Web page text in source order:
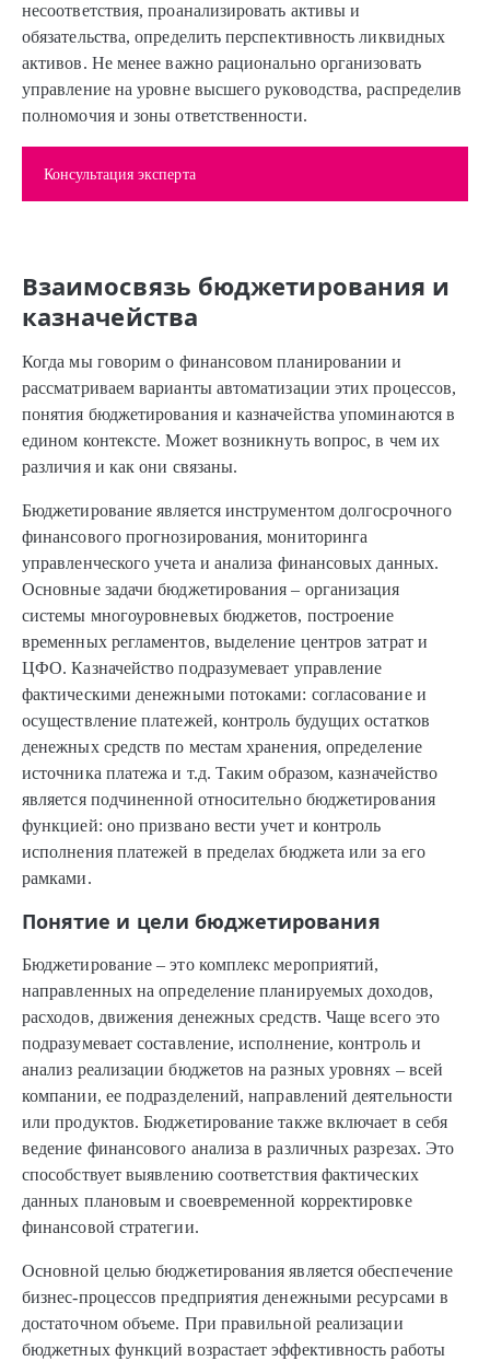
несоответствия, проанализировать активы и
обязательства, определить перспективность ликвидных
активов. Не менее важно рационально организовать
управление на уровне высшего руководства, распределив
полномочия и зоны ответственности.
Консультация эксперта
Взаимосвязь бюджетирования и
казначейства
Когда мы говорим о финансовом планировании и
рассматриваем варианты автоматизации этих процессов,
понятия бюджетирования и казначейства упоминаются в
едином контексте. Может возникнуть вопрос, в чем их
различия и как они связаны.
Бюджетирование является инструментом долгосрочного
финансового прогнозирования, мониторинга
управленческого учета и анализа финансовых данных.
Основные задачи бюджетирования – организация
системы многоуровневых бюджетов, построение
временных регламентов, выделение центров затрат и
ЦФО. Казначейство подразумевает управление
фактическими денежными потоками: согласование и
осуществление платежей, контроль будущих остатков
денежных средств по местам хранения, определение
источника платежа и т.д. Таким образом, казначейство
является подчиненной относительно бюджетирования
функцией: оно призвано вести учет и контроль
исполнения платежей в пределах бюджета или за его
рамками.
Понятие и цели бюджетирования
Бюджетирование – это комплекс мероприятий,
направленных на определение планируемых доходов,
расходов, движения денежных средств. Чаще всего это
подразумевает составление, исполнение, контроль и
анализ реализации бюджетов на разных уровнях – всей
компании, ее подразделений, направлений деятельности
или продуктов. Бюджетирование также включает в себя
ведение финансового анализа в различных разрезах. Это
способствует выявлению соответствия фактических
данных плановым и своевременной корректировке
финансовой стратегии.
Основной целью бюджетирования является обеспечение
бизнес-процессов предприятия денежными ресурсами в
достаточном объеме. При правильной реализации
бюджетных функций возрастает эффективность работы